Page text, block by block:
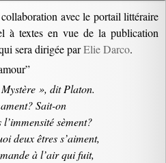
avec le portail littéraire
à textes en vue de la publication
sera dirigée parElie Darco.
», dit Platon.
Sait-on
sèment?
deux êtres s’aiment,
à l’air qui fuit,